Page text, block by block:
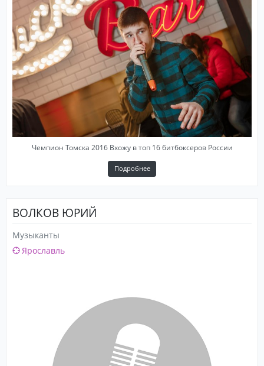
Чемпион Томска 2016 Вхожу в топ 16 битбоксеров России
Подробнее
ВОЛКОВ ЮРИЙ
Музыканты
Ярославль